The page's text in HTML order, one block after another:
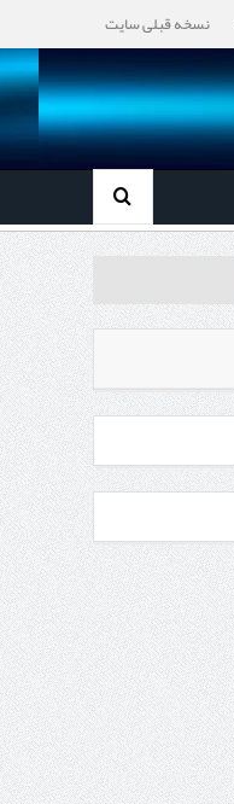
نسخه قبلی سایت